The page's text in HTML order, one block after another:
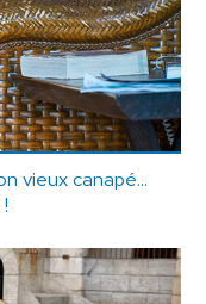
vieux canapé...